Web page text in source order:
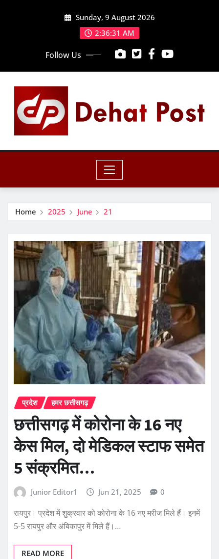
Sunday, 9 August 2026
2:36:32 AM
Follow Us
Home 2025 June 21
प्रदेश हमर छत्तीसगढ़
छत्तीसगढ़ में कोरोना के 16 नए
केस मिल, दो मेडिकल स्टाफ समेत
5 संक्रमित…
Junior Editor1 Jun 21, 2025 0
रायपुर। प्रदेश में शुक्रवार को कोरोना के 16 नए मरीज मिले हैं। इनमें
5-5 रायपुर और अंबिकापुर में मिले हैं।…
READ MORE